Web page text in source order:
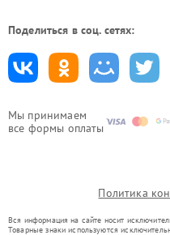
Мы принимаем
все формы оплаты
Поделиться в соц. сетях:
Политика
Вся информация на сайте носит
Товарные знаки используются